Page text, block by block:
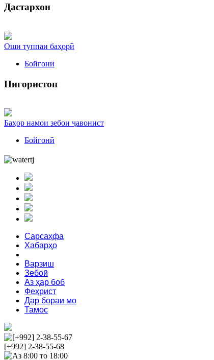
Дастархон
Оши туппаи баҳорӣ
Бойгонӣ
Нигористон
Баҳор намои зебои ҷавонист
Бойгонӣ
Сарсаҳфа
Хабарҳо
Варзиш
Зебоӣ
Аз ҳар боб
Феҳрист
Дар бораи мо
Тамос
[+992] 2-38-55-67
[+992] 2-38-55-68
Аз 8:00 то 18:00